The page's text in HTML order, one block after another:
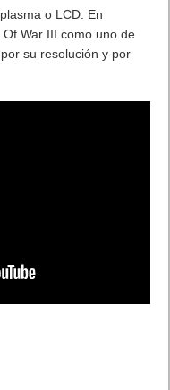
o LCD. En
War III como uno de
su resolución y por